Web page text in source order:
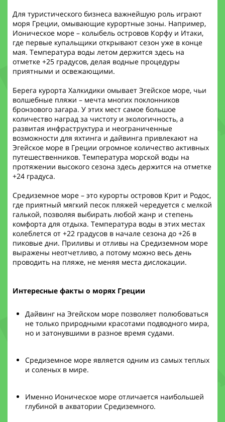
Для туристического бизнеса важнейшую роль играют
моря Греции, омывающие курортные зоны. Например,
Ионическое море – колыбель островов Корфу и Итаки,
где первые купальщики открывают сезон уже в конце
мая. Температура воды летом держится здесь на
отметке +25 градусов, делая водные процедуры
приятными и освежающими.
Берега курорта Халкидики омывает Эгейское море, чьи
волшебные пляжи – мечта многих поклонников
бронзового загара. У этих мест самое большое
количество наград за чистоту и экологичность, а
развитая инфраструктура и неограниченные
возможности для яхтинга и дайвинга привлекают на
Эгейское море в Греции огромное количество активных
путешественников. Температура морской воды на
протяжении высокого сезона здесь держится на отметке
+24 градуса.
Средиземное море – это курорты островов Крит и Родос,
где приятный мягкий песок пляжей чередуется с мелкой
галькой, позволяя выбирать любой жанр и степень
комфорта для отдыха. Температура воды в этих местах
колеблется от +22 градусов в начале сезона до +26 в
пиковые дни. Приливы и отливы на Средиземном море
выражены неотчетливо, а потому можно весь день
проводить на пляже, не меняя места дислокации.
Интересные факты о морях Греции
Дайвинг на Эгейском море позволяет полюбоваться
не только природными красотами подводного мира,
но и затонувшими в разное время судами.
Средиземное море является одним из самых теплых
и соленых в мире.
Именно Ионическое море отличается наибольшей
глубиной в акватории Средиземного.